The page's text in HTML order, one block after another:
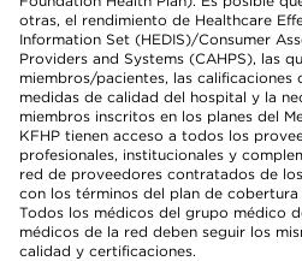
otras, el rendimiento de Healthcare
Information Set (HEDIS)/Consumer
Providers and Systems (CAHPS), las
miembros/pacientes, las calificaciones
medidas de calidad del hospital y la
miembros inscritos en los planes del
KFHP tienen acceso a todos los
profesionales, institucionales y
red de proveedores contratados de
con los términos del plan de
Todos los médicos del grupo médico
médicos de la red deben seguir los
calidad y certificaciones.